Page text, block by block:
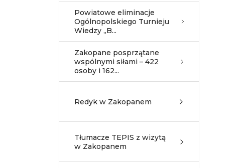
Powiatowe eliminacje
Ogólnopolskiego Turnieju
Wiedzy „B...
Zakopane posprzątane
wspólnymi siłami – 422
osoby i 162...
Redyk w Zakopanem
Tłumacze TEPIS z wizytą
w Zakopanem